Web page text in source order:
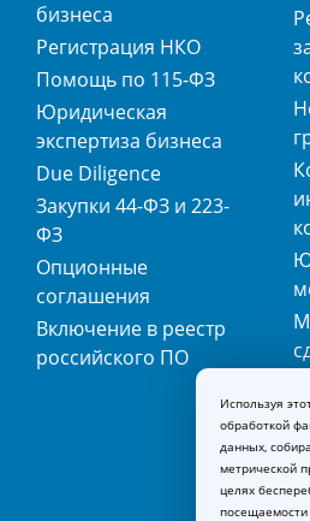
бизнеса
Регистрация НКО
Помощь по 115-ФЗ
Юридическая
экспертиза бизнеса
Due Diligence
Закупки 44-ФЗ и 223-
ФЗ
Опционные
соглашения
Включение в реестр
российского ПО
Используя
обработкой
данных,
метрической
целях
посещаемости